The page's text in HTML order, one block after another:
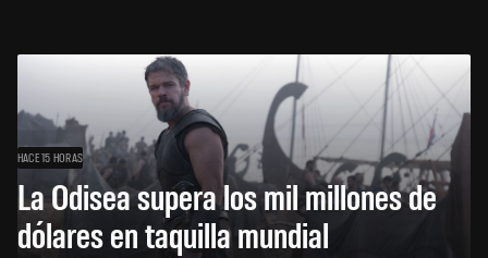
HACE 15 HORAS
La Odisea supera los mil millones de
dólares en taquilla mundial